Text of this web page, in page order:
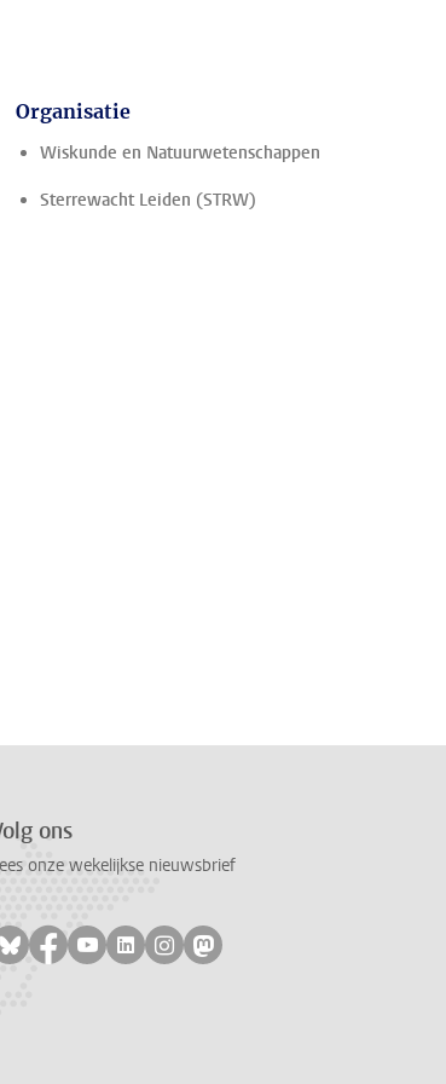
Organisatie
Wiskunde en Natuurwetenschappen
Sterrewacht Leiden (STRW)
ons
onze wekelijkse nieuwsbrief
Volg ons op bluesky
Volg ons op facebook
Volg ons op youtube
Volg ons op linkedin
Volg ons op instagram
Volg ons op mastodon